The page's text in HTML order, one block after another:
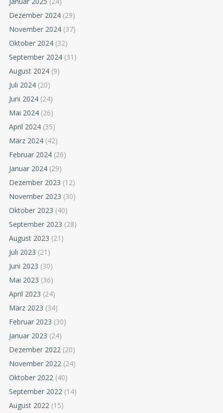
Dezember 2024 (29)
November 2024 (37)
Oktober 2024 (32)
September 2024 (31)
August 2024 (9)
Juli 2024 (20)
Juni 2024 (24)
Mai 2024 (26)
April 2024 (35)
März 2024 (42)
Februar 2024 (26)
Januar 2024 (29)
Dezember 2023 (12)
November 2023 (30)
Oktober 2023 (40)
September 2023 (28)
August 2023 (21)
Juli 2023 (21)
Juni 2023 (30)
Mai 2023 (36)
April 2023 (24)
März 2023 (34)
Februar 2023 (30)
Januar 2023 (24)
Dezember 2022 (20)
November 2022 (24)
Oktober 2022 (40)
September 2022 (14)
August 2022 (15)